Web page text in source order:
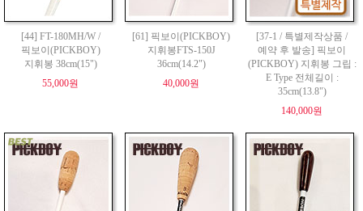
[44] FT-180MH/W /
픽보이(PICKBOY)
지휘봉 38cm(15")
55,000원
[61] 픽보이(PICKBOY)
지휘봉FTS-150J
36cm(14.2")
40,000원
[37-1 / 특별제작상품 /
예약 후 발송] 픽보이
(PICKBOY) 지휘봉 그립 :
E Type 전체길이 :
35cm(13.8")
140,000원